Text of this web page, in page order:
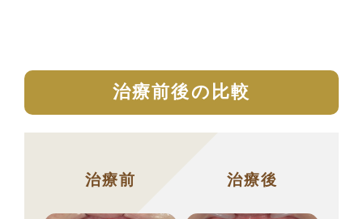
治療前後の比較
治療前 治療後